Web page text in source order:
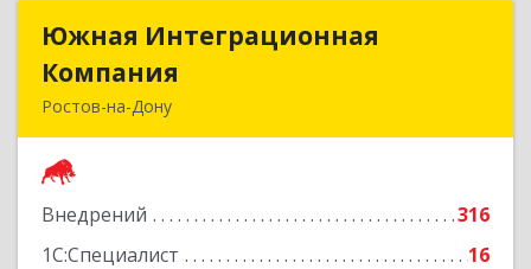
Южная Интеграционная
Компания
Ростов-на-Дону
Внедрений
316
1С:Специалист
16
Южная Интеграционная
Ростов-на-Дону г, Стачки пр-кт, двлд. 160, этаж
Подробнее